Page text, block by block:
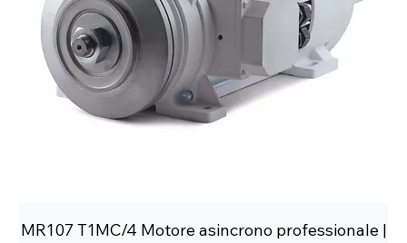
MR107 T1MC/4 Motore asincrono professionale |